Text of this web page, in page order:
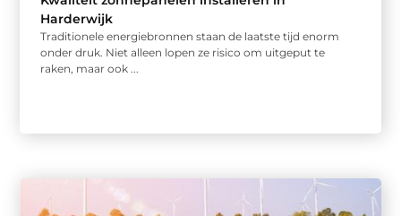
Harderwijk
Traditionele energiebronnen staan de laatste tijd enorm
onder druk. Niet alleen lopen ze risico om uitgeput te
raken, maar ook ...